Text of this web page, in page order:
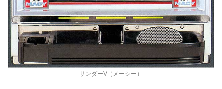
サンダーV（メーシー）